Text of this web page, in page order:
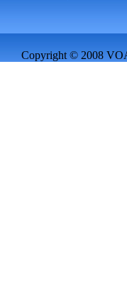
Copyright © 2008